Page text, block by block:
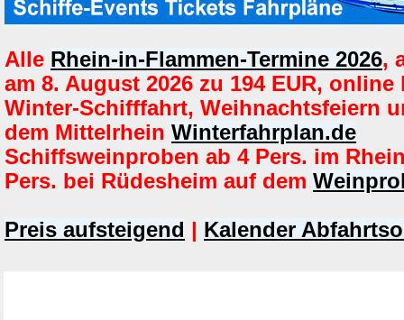
Alle Rhein-in-Flammen-Termine 2026,
am 8. August 2026 zu 194 EUR, online
Winter-Schifffahrt, Weihnachtsfeiern
dem Mittelrhein Winterfahrplan.de
Schiffsweinproben ab 4 Pers. im
Pers. bei Rüdesheim auf dem
Preis aufsteigend | Kalender